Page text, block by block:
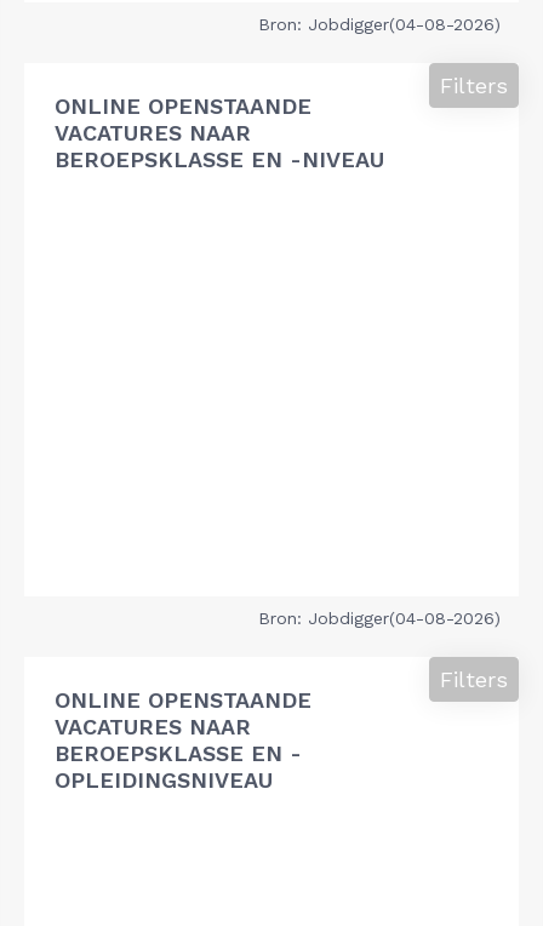
Bron: Jobdigger(04-08-2026)
ONLINE OPENSTAANDE
VACATURES NAAR
BEROEPSKLASSE EN -NIVEAU
Filters
Bron: Jobdigger(04-08-2026)
ONLINE OPENSTAANDE
VACATURES NAAR
BEROEPSKLASSE EN -
OPLEIDINGSNIVEAU
Filters